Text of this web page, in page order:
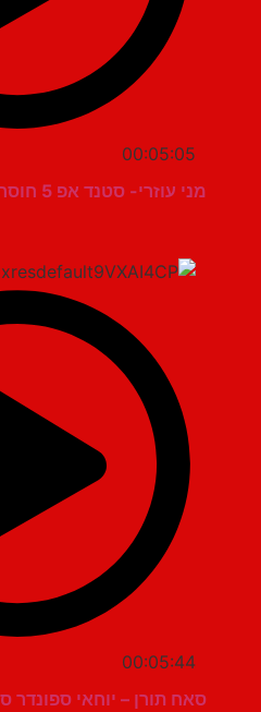
00:05:05
מני עוזרי- סטנד אפ 5 חוסר טאקט "עתירה בסידן"
00:05:44
סאח תורן – יוחאי ספונדר סטנדאפ